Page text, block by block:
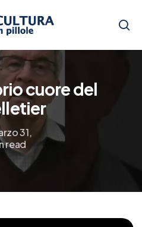
cuore del
31,
read